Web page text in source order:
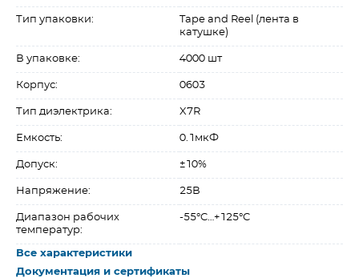
Тип упаковки:
Tape and Reel (лента в
катушке)
В упаковке: 4000 шт
Корпус: 0603
Тип диэлектрика: X7R
Емкость: 0.1мкФ
Допуск: ±10%
Напряжение: 25В
Диапазон рабочих
температур:
-55°C…+125°C
Все характеристики
Документация и сертификаты